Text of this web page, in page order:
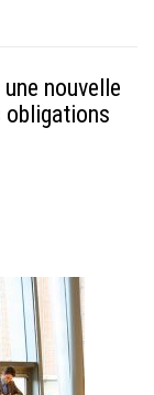
nouvelle
obligations